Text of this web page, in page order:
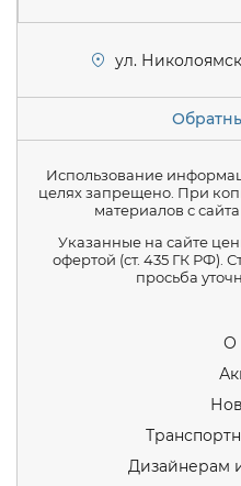
ул.
Использование
целях запрещено. При
материалов с
Указанные на сайте
офертой (ст. 435 ГК РФ).
просьба
О
Дизайнерам